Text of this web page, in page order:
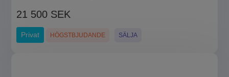
21 500 SEK
Privat HÖGSTBJUDANDE SÄLJA